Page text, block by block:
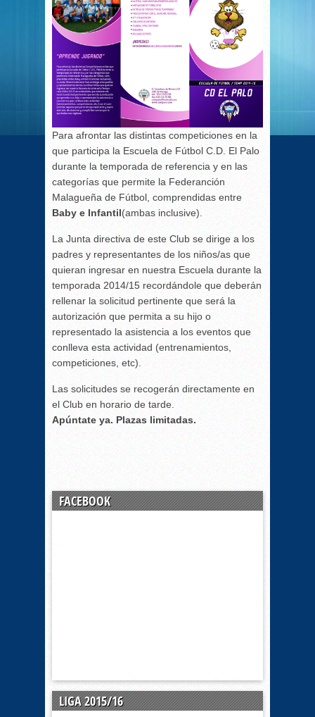
Para afrontar las distintas competiciones en la
que participa la Escuela de Fútbol C.D. El Palo
durante la temporada de referencia y en las
categorías que permite la Federanción
Malagueña de Fútbol, comprendidas entre
Baby e Infantil(ambas inclusive).
La Junta directiva de este Club se dirige a los
padres y representantes de los niños/as que
quieran ingresar en nuestra Escuela durante la
temporada 2014/15 recordándole que deberán
rellenar la solicitud pertinente que será la
autorización que permita a su hijo o
representado la asistencia a los eventos que
conlleva esta actividad (entrenamientos,
competiciones, etc).
Las solicitudes se recogerán directamente en
el Club en horario de tarde.
Apúntate ya. Plazas limitadas.
FACEBOOK
LIGA 2015/16